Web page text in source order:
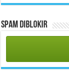
Spam Diblokir